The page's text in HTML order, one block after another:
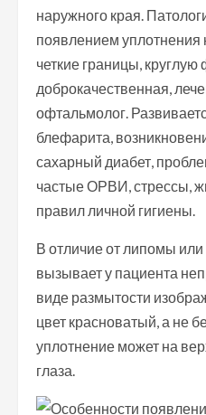
наружного края.
появлением
четкие границы,
доброкачественная,
офтальмолог.
блефарита,
сахарный диабет,
частые ОРВИ, стрессы,
правил личной гигиены.
В отличие от липомы
вызывает у пациента
виде размытости
цвет красноватый, а не
уплотнение может на
глаза.